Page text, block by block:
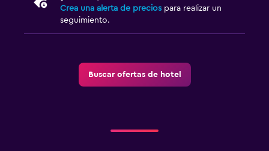
Crea una alerta de precios para realizar un
seguimiento.
Buscar ofertas de hotel